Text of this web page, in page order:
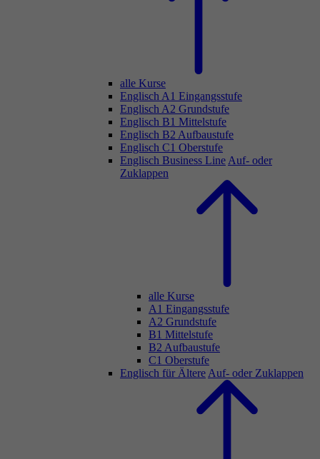
alle Kurse
Englisch A1 Eingangsstufe
Englisch A2 Grundstufe
Englisch B1 Mittelstufe
Englisch B2 Aufbaustufe
Englisch C1 Oberstufe
Englisch Business Line Auf- oder
Zuklappen
alle Kurse
A1 Eingangsstufe
A2 Grundstufe
B1 Mittelstufe
B2 Aufbaustufe
C1 Oberstufe
Englisch für Ältere Auf- oder Zuklappen